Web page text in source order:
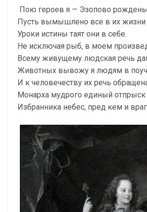
Пою героев я — Эзопово
Пусть вымышлено все в их жизни
Уроки истины таят они в себе.
Не исключая рыб, в моем
Всему живущему людская речь
Животных вывожу я людям в
И к человечеству их речь
Монарха мудрого единый
Избранника небес, пред кем и